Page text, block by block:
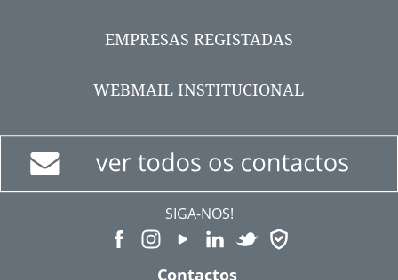
EMPRESAS REGISTADAS
WEBMAIL INSTITUCIONAL
SIGA-NOS!
Contactos